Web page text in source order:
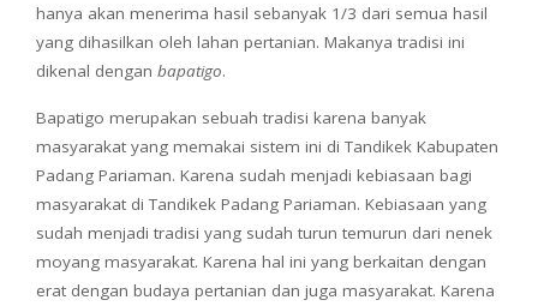
hanya akan menerima hasil sebanyak 1/3 dari semua hasil
yang dihasilkan oleh lahan pertanian. Makanya tradisi ini
dikenal dengan bapatigo.
Bapatigo merupakan sebuah tradisi karena banyak
masyarakat yang memakai sistem ini di Tandikek Kabupaten
Padang Pariaman. Karena sudah menjadi kebiasaan bagi
masyarakat di Tandikek Padang Pariaman. Kebiasaan yang
sudah menjadi tradisi yang sudah turun temurun dari nenek
moyang masyarakat. Karena hal ini yang berkaitan dengan
erat dengan budaya pertanian dan juga masyarakat. Karena